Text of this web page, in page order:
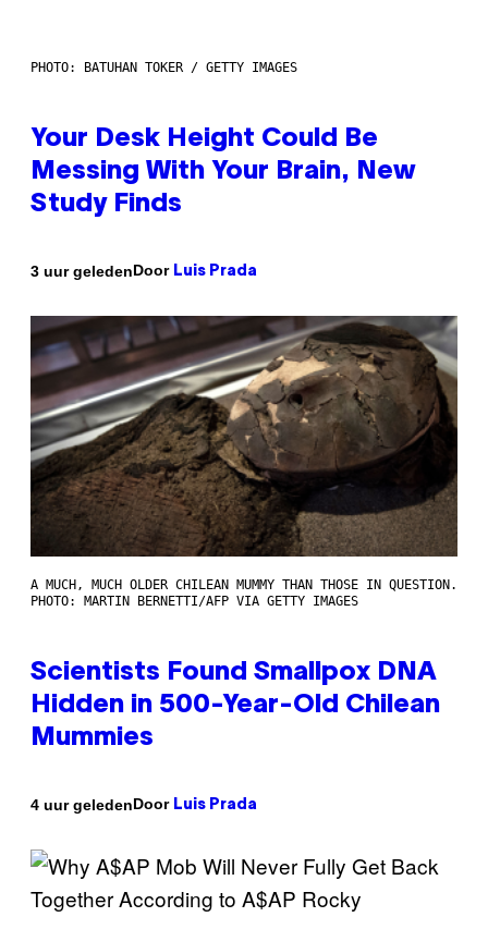
PHOTO: BATUHAN TOKER / GETTY IMAGES
Your Desk Height Could Be
Messing With Your Brain, New
Study Finds
3 uur geledenDoor Luis Prada
A MUCH, MUCH OLDER CHILEAN MUMMY THAN THOSE IN QUESTION.
PHOTO: MARTIN BERNETTI/AFP VIA GETTY IMAGES
Scientists Found Smallpox DNA
Hidden in 500-Year-Old Chilean
Mummies
4 uur geledenDoor Luis Prada